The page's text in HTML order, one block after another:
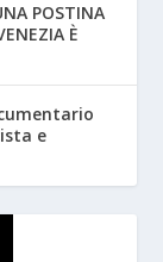
POSTINA
È
e